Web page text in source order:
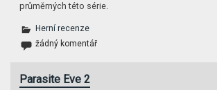
průměrných této série.
Herní recenze
žádný komentář
Parasite Eve 2